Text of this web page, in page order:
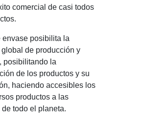
comercial de casi todos
envase posibilita la
de producción y
posibilitando la
de los productos y su
haciendo accesibles los
productos a las
de todo el planeta.